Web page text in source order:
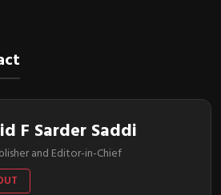
F Sarder Saddi
and Editor-in-Chief